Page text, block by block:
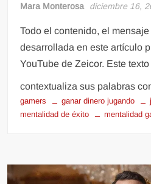
Mara Monterosa diciembre 16,
Todo el contenido, el
desarrollada en este artículo
YouTube de Zeicor. Este
contextualiza sus palabras
gamers ganar dinero jugando
mentalidad de éxito
mentalidad